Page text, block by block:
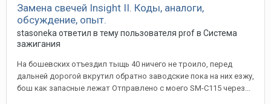
Замена свечей Insight II. Коды, аналоги,
обсуждение, опыт.
stasoneka ответил в тему пользователя profв Система
зажигания
На бошевских отъездил тыщь 40 ничего не троило, перед
дальней дорогой вкрутил обратно заводские пока на них езжу,
бош как запасные лежат Отправлено с моего SM-C115 через...